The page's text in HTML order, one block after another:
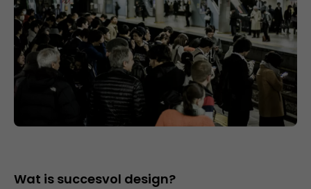
Wat is succesvol design?